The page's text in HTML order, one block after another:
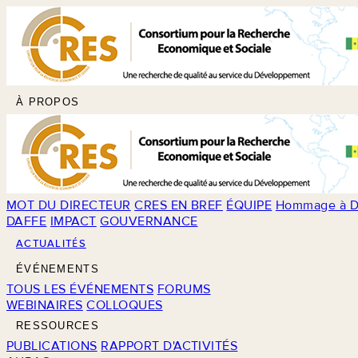
À PROPOS
MOT DU DIRECTEUR CRES EN BREF ÉQUIPE Hommage à
DAFFE IMPACT GOUVERNANCE
ACTUALITÉS
ÉVÉNEMENTS
TOUS LES ÉVÉNEMENTS FORUMS
WEBINAIRES COLLOQUES
RESSOURCES
PUBLICATIONS RAPPORT D'ACTIVITÉS